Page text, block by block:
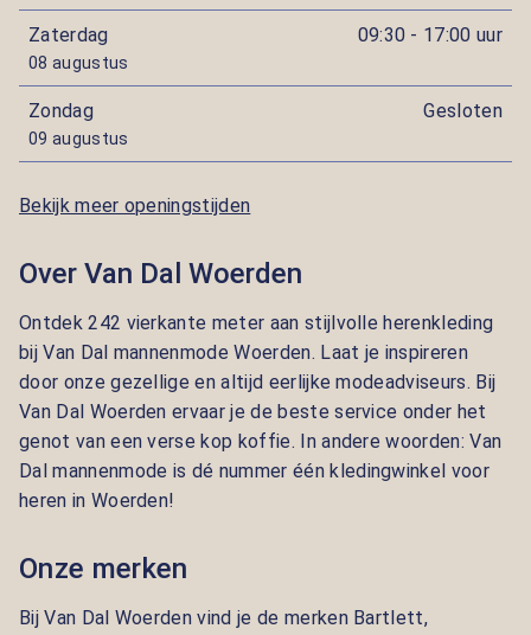
Zaterdag
08 augustus
09:30 - 17:00 uur
Zondag
09 augustus
Gesloten
Bekijk meer openingstijden
Over Van Dal Woerden
Ontdek 242 vierkante meter aan stijlvolle herenkleding
bij Van Dal mannenmode Woerden. Laat je inspireren
door onze gezellige en altijd eerlijke modeadviseurs. Bij
Van Dal Woerden ervaar je de beste service onder het
genot van een verse kop koffie. In andere woorden: Van
Dal mannenmode is dé nummer één kledingwinkel voor
heren in Woerden!
Onze merken
Bij Van Dal Woerden vind je de merken Bartlett,